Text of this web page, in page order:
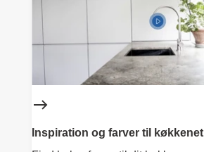
Inspiration og farver til køkkenet